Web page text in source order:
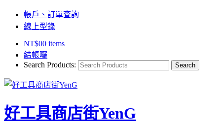
帳戶、訂單查詢
線上型錄
NT$00 items
結帳囉
Search Products:
好工具商店街YenG